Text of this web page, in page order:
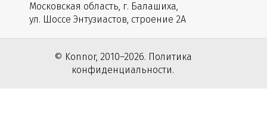
Московская область, г. Балашиха,
ул. Шоссе Энтузиастов, строение 2А
© Konnor, 2010–2026. Политика
конфиденциальности.